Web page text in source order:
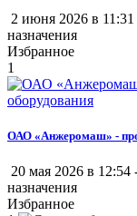
2 июня 2026 в 11:31
назначения
Избранное
1
ОАО «Анжеромаш» -
20 мая 2026 в 12:54
назначения
Избранное